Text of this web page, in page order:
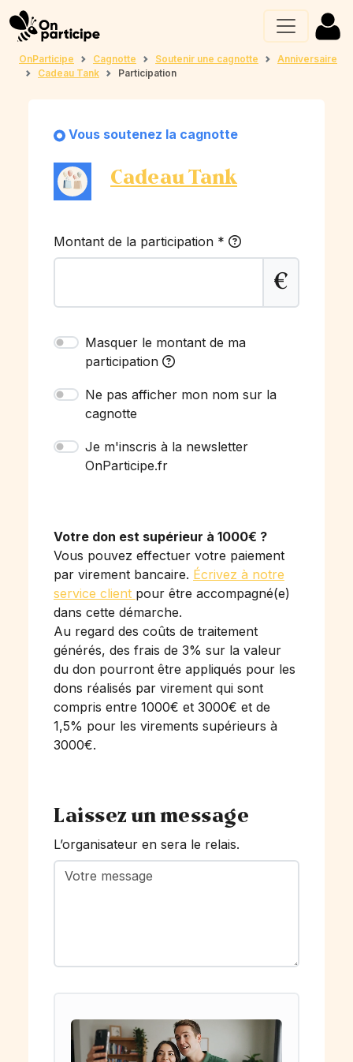
OnParticipe Cagnotte Soutenir une cagnotte
Anniversaire
Cadeau Tank
Participation
Vous soutenez la cagnotte
Cadeau Tank
Montant de la participation *
€
Masquer le montant de ma
participation
Ne pas afficher mon nom sur la
cagnotte
Je m'inscris à la newsletter
OnParticipe.fr
Votre don est supérieur à 1000€ ?
Vous pouvez effectuer votre paiement
par virement bancaire. Écrivez à notre
service client pour être accompagné(e)
dans cette démarche.
Au regard des coûts de traitement
générés, des frais de 3% sur la valeur
du don pourront être appliqués pour les
dons réalisés par virement qui sont
compris entre 1000€ et 3000€ et de
1,5% pour les virements supérieurs à
3000€.
Laissez un message
L’organisateur en sera le relais.